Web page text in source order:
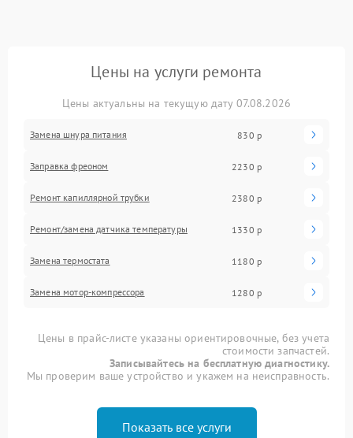
Цены на услуги ремонта
Цены актуальны на текущую дату 07.08.2026
Замена шнура питания 830 р
Заправка фреоном 2230 р
Ремонт капиллярной трубки 2380 р
Ремонт/замена датчика температуры 1330 р
Замена термостата 1180 р
Замена мотор-компрессора 1280 р
Цены в прайс-листе указаны ориентировочные, без учета
стоимости запчастей.
Записывайтесь на бесплатную диагностику.
Мы проверим ваше устройство и укажем на неисправность.
Показать все услуги